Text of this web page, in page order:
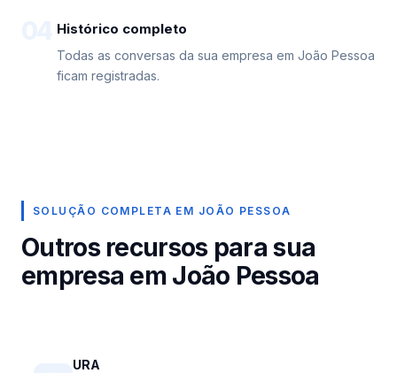
Histórico completo
Todas as conversas da sua empresa em João Pessoa
ficam registradas.
SOLUÇÃO COMPLETA EM JOÃO PESSOA
Outros recursos para sua
empresa em João Pessoa
URA